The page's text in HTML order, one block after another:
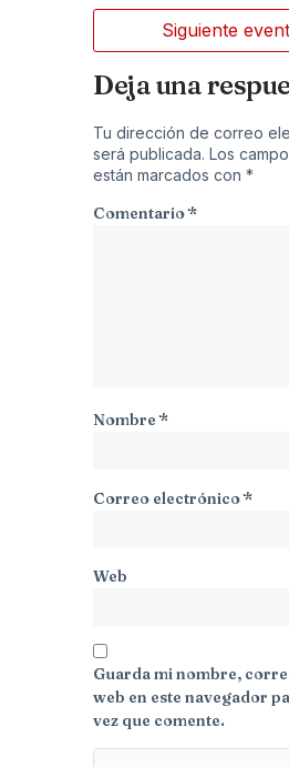
Siguiente
Deja una
Tu dirección de correo
será publicada. Los
están marcados con *
Comentario*
Nombre*
Correo electrónico*
Web
Guarda mi nombre,
web en este navegador
vez que comente.